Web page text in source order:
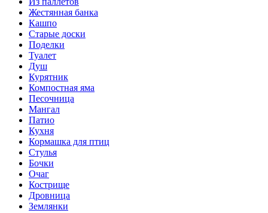
Жестянная банка
Кашпо
Старые доски
Поделки
Туалет
Душ
Курятник
Компостная яма
Песочница
Мангал
Патио
Кухня
Кормашка для птиц
Стулья
Бочки
Очаг
Кострище
Дровница
Землянки